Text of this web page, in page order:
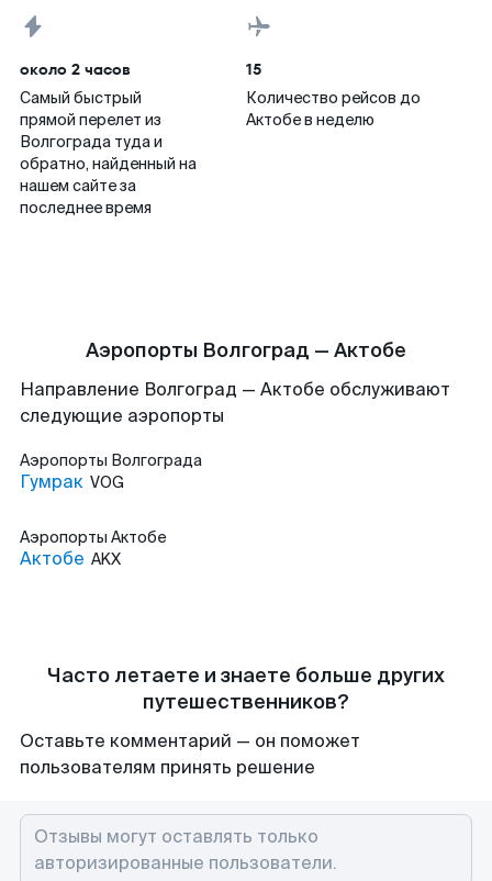
около 2 часов
Самый быстрый
прямой перелет из
Волгограда туда и
обратно, найденный на
нашем сайте за
последнее время
15
Количество рейсов до
Актобе в неделю
Аэропорты Волгоград — Актобе
Направление Волгоград — Актобе обслуживают
следующие аэропорты
Аэропорты Волгограда
Гумрак VOG
Аэропорты Актобе
Актобе AKX
Часто летаете и знаете больше других
путешественников?
Оставьте комментарий — он поможет
пользователям принять решение